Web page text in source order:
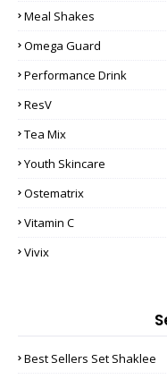
Meal Shakes
Omega Guard
Performance Drink
ResV
Tea Mix
Youth Skincare
Ostematrix
Vitamin C
Vivix
Best Sellers Set Shaklee